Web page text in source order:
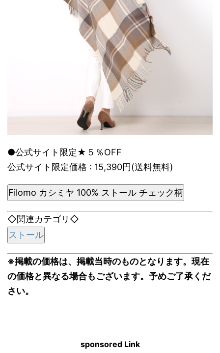
●公式サイト限定★５％OFF
公式サイト限定価格 : 15,390円(送料無料)
Filomo カシミヤ 100% ストール チェック柄
◇関連カテゴリ◇
ストール
※掲載の価格は、掲載当時のものとなります。現在
の価格と異なる場合もございます。予めご了承くだ
さい。
sponsored Link